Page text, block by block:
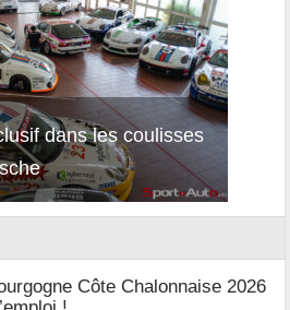
dans les coulisses
Côte Chalonnaise 2026